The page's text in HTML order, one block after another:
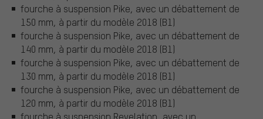
fourche à suspension Pike, avec un débattement de
150 mm, à partir du modèle 2018 (B1)
fourche à suspension Pike, avec un débattement de
140 mm, à partir du modèle 2018 (B1)
fourche à suspension Pike, avec un débattement de
130 mm, à partir du modèle 2018 (B1)
fourche à suspension Pike, avec un débattement de
120 mm, à partir du modèle 2018 (B1)
fourche à suspension Revelation, avec un